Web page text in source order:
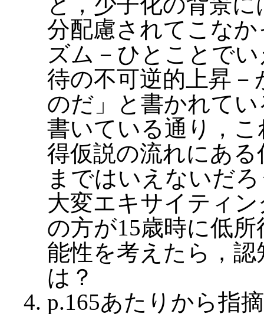
分配慮されてこな
ズム－ひとことで
待の不可逆的上昇
のだ」と書かれて
書いている通り，
得仮説の流れにあ
まではいえないだ
大変エキサイティ
の方が15歳時に低
能性を考えたら，
は？
p.165あたりから指